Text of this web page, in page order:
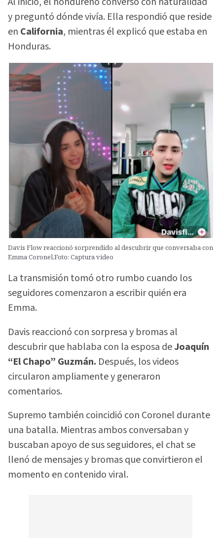
y preguntó dónde vivía. Ella respondió que reside
en California, mientras él explicó que estaba en
Honduras.
Davis Flow reaccionó sorprendido al descubrir que conversaba con
Emma Coronel.Foto: Captura video
La transmisión tomó otro rumbo cuando los
seguidores comenzaron a escribir quién era
Emma.
Davis reaccionó con sorpresa y bromas al
descubrir que hablaba con la esposa deJoaquín
“El Chapo” Guzmán. Después, los videos
circularon ampliamente y generaron
comentarios.
Supremo también coincidió con Coronel durante
una batalla. Mientras ambos conversaban y
buscaban apoyo de sus seguidores, el chat se
llenó de mensajes y bromas que convirtieron el
momento en contenido viral.